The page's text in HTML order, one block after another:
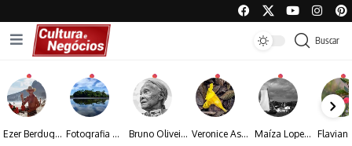
Buscar
Ezer Berdugo transforma experiências multiculturais e memórias em narrativas visuais por meio da fotografia Fotografia de Fátima Carlini transforma paisagens naturais em experiências de contemplação Bruno Oliveira retrata o cotidiano urbano por meio da fotografia em preto e branco Veronice Assini Saes transforma a natureza em fotografias marcadas pela sensibilidade Maíza Lopes transforma cultura popular baiana em narrativas fotográficas